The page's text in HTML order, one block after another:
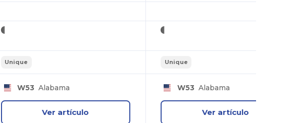
Unique
W53 Alabama
Ver artículo
Unique
W53 Alabama
Ver artículo